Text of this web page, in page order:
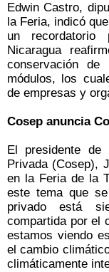
Edwin Castro,
la Feria, indicó
un
Nicaragua
conservación
módulos, los
de empresas y
Cosep anuncia
El presidente de
Privada (Cosep),
en la Feria de la
este tema que
privado está
compartida por el
estamos viendo
el cambio
climáticamente